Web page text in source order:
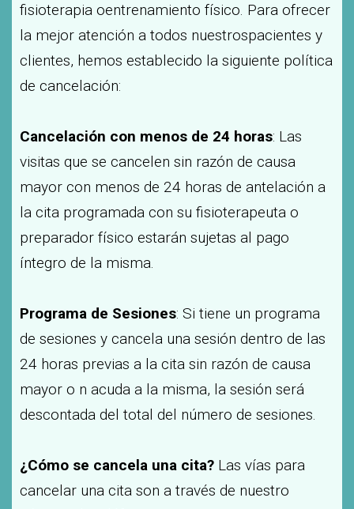
fisioterapia oentrenamiento físico. Para ofrecer
la mejor atención a todos nuestrospacientes y
clientes, hemos establecido la siguiente política
de cancelación:
Cancelación con menos de 24 horas: Las
visitas que se cancelen sin razón de causa
mayor con menos de 24 horas de antelación a
la cita programada con su fisioterapeuta o
preparador físico estarán sujetas al pago
íntegro de la misma.
Programa de Sesiones: Si tiene un programa
de sesiones y cancela una sesión dentro de las
24 horas previas a la cita sin razón de causa
mayor o n acuda a la misma, la sesión será
descontada del total del número de sesiones.
¿Cómo se cancela una cita? Las vías para
cancelar una cita son a través de nuestro